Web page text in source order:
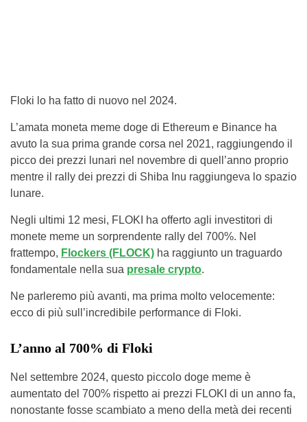
Floki lo ha fatto di nuovo nel 2024.
L’amata moneta meme doge di Ethereum e Binance ha
avuto la sua prima grande corsa nel 2021, raggiungendo il
picco dei prezzi lunari nel novembre di quell’anno proprio
mentre il rally dei prezzi di Shiba Inu raggiungeva lo spazio
lunare.
Negli ultimi 12 mesi, FLOKI ha offerto agli investitori di
monete meme un sorprendente rally del 700%. Nel
frattempo, Flockers (FLOCK) ha raggiunto un traguardo
fondamentale nella sua presale crypto.
Ne parleremo più avanti, ma prima molto velocemente:
ecco di più sull’incredibile performance di Floki.
L’anno al 700% di Floki
Nel settembre 2024, questo piccolo doge meme è
aumentato del 700% rispetto ai prezzi FLOKI di un anno fa,
nonostante fosse scambiato a meno della metà dei recenti